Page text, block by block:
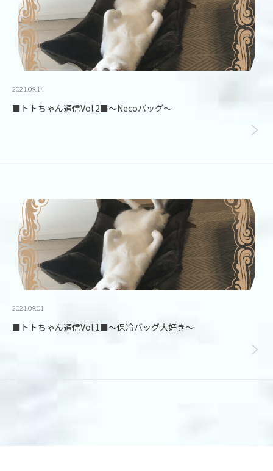
2021.09.14
■トトちゃん通信Vol.2■～Necoバッグ～
2021.09.01
■トトちゃん通信Vol.1■～保冷バッグ大好き～